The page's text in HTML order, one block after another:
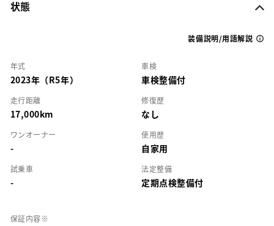
状態
装備説明/用語解説
年式
2023年（R5年）
車検
車検整備付
走行距離
17,000km
修復歴
なし
ワンオーナー
-
使用歴
自家用
試乗車
-
法定整備
定期点検整備付
保証内容※